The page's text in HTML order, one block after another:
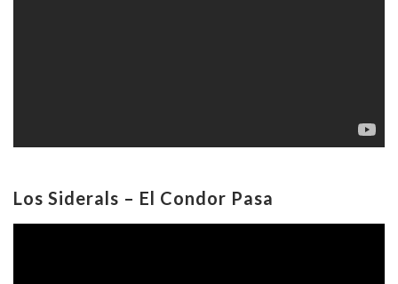
Los Siderals – El Condor Pasa